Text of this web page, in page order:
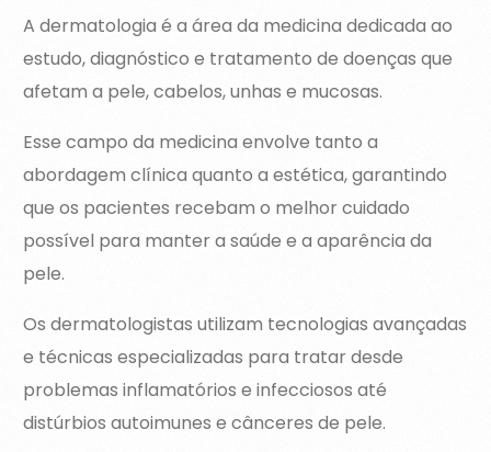
A dermatologia é a área da medicina dedicada ao
estudo, diagnóstico e tratamento de doenças que
afetam a pele, cabelos, unhas e mucosas.
Esse campo da medicina envolve tanto a
abordagem clínica quanto a estética, garantindo
que os pacientes recebam o melhor cuidado
possível para manter a saúde e a aparência da
pele.
Os dermatologistas utilizam tecnologias avançadas
e técnicas especializadas para tratar desde
problemas inflamatórios e infecciosos até
distúrbios autoimunes e cânceres de pele.